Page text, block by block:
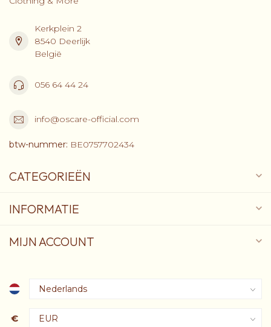
Kerkplein 2
8540 Deerlijk
België
056 64 44 24
info@oscare-official.com
btw-nummer: BE0757702434
CATEGORIEËN
INFORMATIE
MIJN ACCOUNT
€